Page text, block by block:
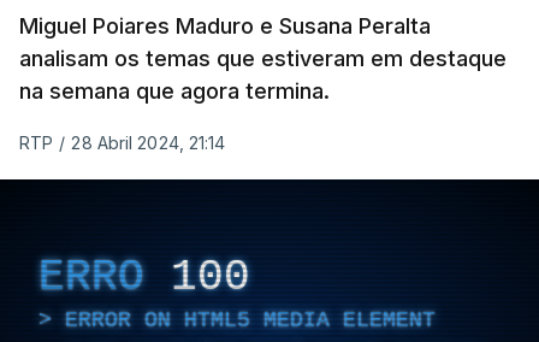
Miguel Poiares Maduro e Susana Peralta
analisam os temas que estiveram em destaque
na semana que agora termina.
RTP / 28 Abril 2024, 21:14
ERRO 100
ERROR ON HTML5 MEDIA ELEMENT